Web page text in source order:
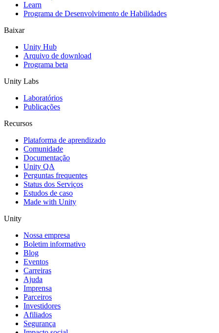
Learn
Programa de Desenvolvimento de Habilidades
Baixar
Unity Hub
Arquivo de download
Programa beta
Unity Labs
Laboratórios
Publicações
Recursos
Plataforma de aprendizado
Comunidade
Documentação
Unity QA
Perguntas frequentes
Status dos Serviços
Estudos de caso
Made with Unity
Unity
Nossa empresa
Boletim informativo
Blog
Eventos
Carreiras
Ajuda
Imprensa
Parceiros
Investidores
Afiliados
Segurança